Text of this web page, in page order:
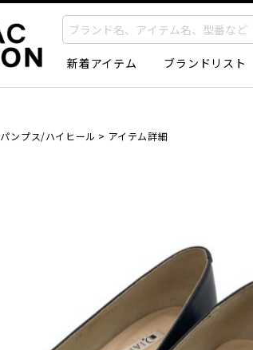
新着アイテム ブランドリスト
パンプス/ハイヒール > アイテム詳細